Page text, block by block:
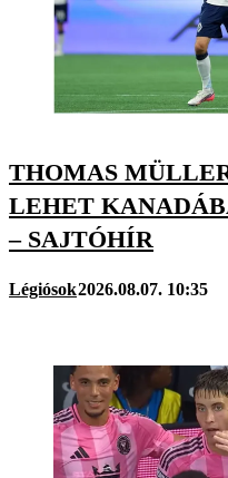
THOMAS
LEHET
– SAJTÓHÍR
Légiósok2026.08.07. 10:35